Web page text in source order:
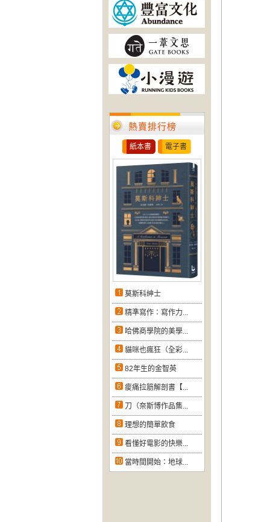
熱賣排行榜
紙本書 電子書
莫斯科紳士
精準寫作：寫作力...
哈佛商學院的美學...
貓咪也瘋狂（全彩...
82年生的金智英
痠痛拉筋解剖書【...
刀（奈斯博作品集...
理想的簡單飲食
看懂好電影的快樂...
當時間開始：地球...